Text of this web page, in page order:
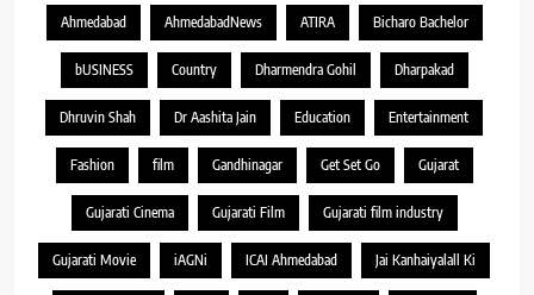
Ahmedabad AhmedabadNews ATIRA Bicharo Bachelor
bUSINESS Country Dharmendra Gohil Dharpakad
Dhruvin Shah Dr Aashita Jain Education Entertainment
Fashion film Gandhinagar Get Set Go Gujarat
Gujarati Cinema Gujarati Film Gujarati film industry
Gujarati Movie iAGNi ICAI Ahmedabad Jai Kanhaiyalall Ki